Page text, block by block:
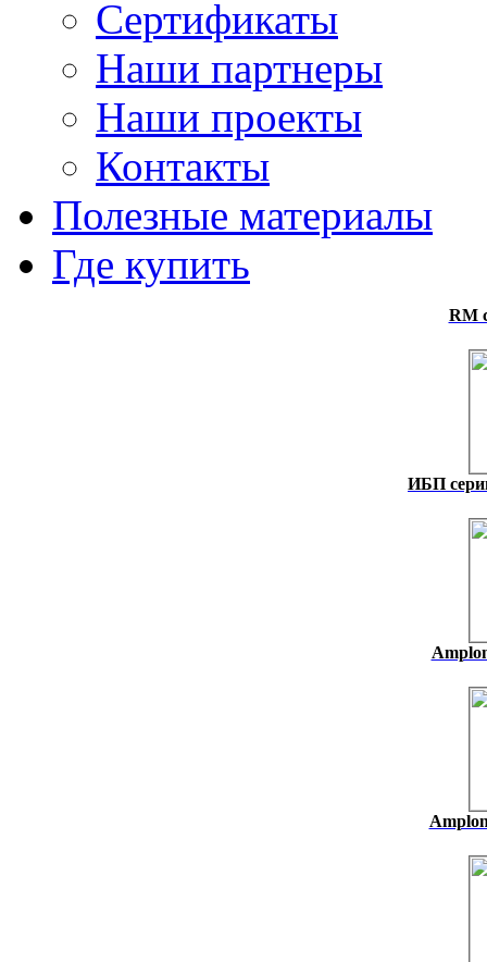
Сертификаты
Наши партнеры
Наши проекты
Контакты
Полезные материалы
Где купить
RM
ИБП